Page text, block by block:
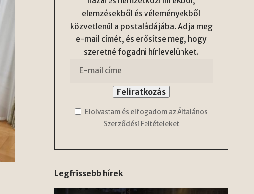
elemzésekből és véleményekből
közvetlenül a postaládájába. Adja meg
e-mail címét, és erősítse meg, hogy
szeretné fogadni hírlevelünket.
Elolvastam és elfogadom az Általános
Szerződési Feltételeket
Legfrissebb hírek